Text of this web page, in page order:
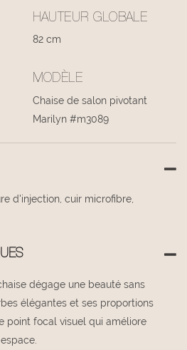
HAUTEUR GLOBALE
82 cm
MODÈLE
Chaise de salon pivotant
Marilyn #m3089
d'injection, cuir microfibre,
dégage une beauté sans
élégantes et ses proportions
point focal visuel qui améliore